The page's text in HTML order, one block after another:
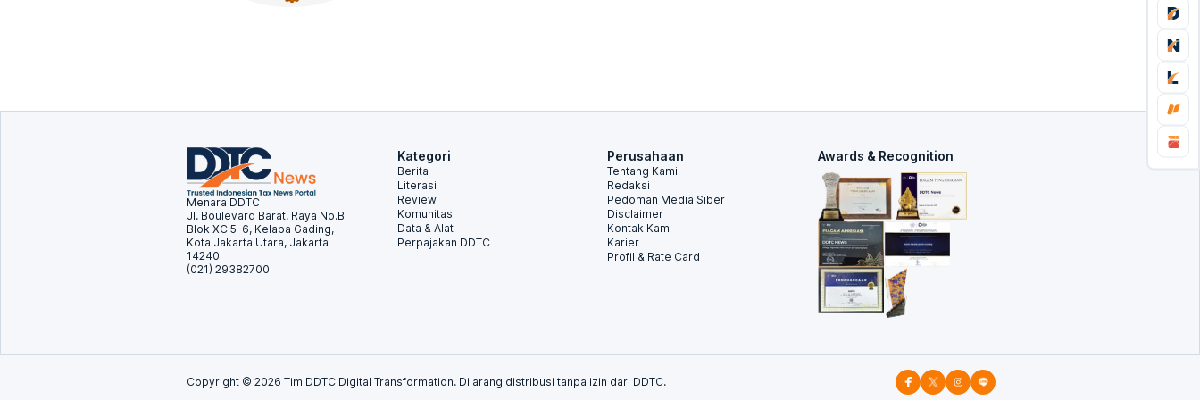
Menara DDTC
Jl. Boulevard Barat. Raya No.B
Blok XC 5-6, Kelapa Gading,
Kota Jakarta Utara, Jakarta
14240
(021) 29382700
Kategori
Berita
Literasi
Review
Komunitas
Data & Alat
Perpajakan DDTC
Perusahaan
Tentang Kami
Redaksi
Pedoman Media Siber
Disclaimer
Kontak Kami
Karier
Profil & Rate Card
Awards & Recognition
Copyright © 2026 Tim DDTC Digital Transformation. Dilarang distribusi tanpa izin dari DDTC.